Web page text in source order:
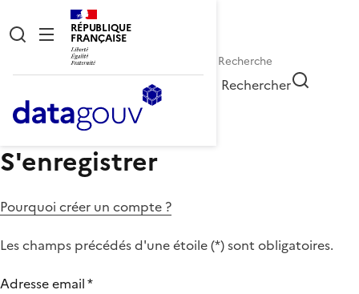
RÉPUBLIQUE
FRANÇAISE
Rechercher
S'enregistrer
Pourquoi créer un compte ?
Les champs précédés d'une étoile (*) sont obligatoires.
Adresse email*